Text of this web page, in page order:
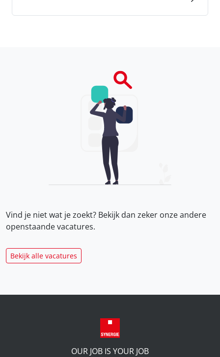
Vind je niet wat je zoekt? Bekijk dan zeker onzeandere
openstaande vacatures.
Bekijk alle vacatures
OUR JOB IS YOUR JOB